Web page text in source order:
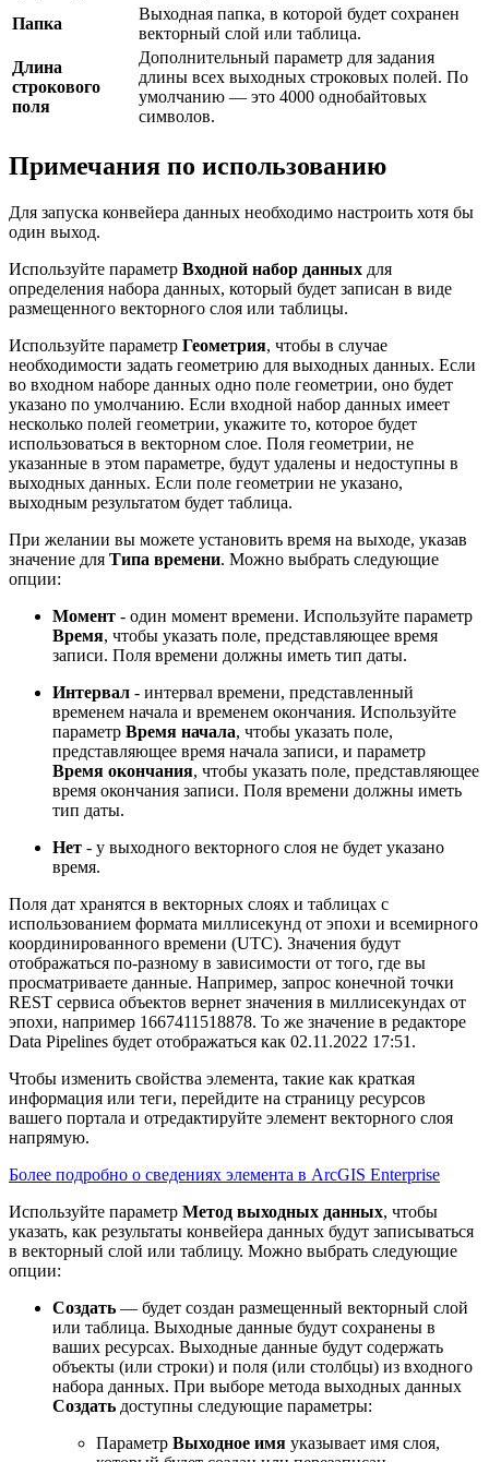
Папка
Выходная папка, в которой будет сохранен
векторный слой или таблица.
Длина
строкового
поля
Дополнительный параметр для задания
длины всех выходных строковых полей. По
умолчанию — это 4000 однобайтовых
символов.
Примечания по использованию
Для запуска конвейера данных необходимо настроить хотя бы
один выход.
Используйте параметр Входной набор данных для
определения набора данных, который будет записан в виде
размещенного векторного слоя или таблицы.
Используйте параметр Геометрия, чтобы в случае
необходимости задать геометрию для выходных данных. Если
во входном наборе данных одно поле геометрии, оно будет
указано по умолчанию. Если входной набор данных имеет
несколько полей геометрии, укажите то, которое будет
использоваться в векторном слое. Поля геометрии, не
указанные в этом параметре, будут удалены и недоступны в
выходных данных. Если поле геометрии не указано,
выходным результатом будет таблица.
При желании вы можете установить время на выходе, указав
значение для Типа времени. Можно выбрать следующие
опции:
Момент - один момент времени. Используйте параметр
Время, чтобы указать поле, представляющее время
записи. Поля времени должны иметь тип даты.
Интервал - интервал времени, представленный
временем начала и временем окончания. Используйте
параметр Время начала, чтобы указать поле,
представляющее время начала записи, и параметр
Время окончания, чтобы указать поле, представляющее
время окончания записи. Поля времени должны иметь
тип даты.
Нет - у выходного векторного слоя не будет указано
время.
Поля дат хранятся в векторных слоях и таблицах с
использованием формата миллисекунд от эпохи и всемирного
координированного времени (UTC). Значения будут
отображаться по-разному в зависимости от того, где вы
просматриваете данные. Например, запрос конечной точки
REST сервиса объектов вернет значения в миллисекундах от
эпохи, например 1667411518878. То же значение в редакторе
Data Pipelines будет отображаться как 02.11.2022 17:51.
Чтобы изменить свойства элемента, такие как краткая
информация или теги, перейдите на страницу ресурсов
вашего портала и отредактируйте элемент векторного слоя
напрямую.
Более подробно о сведениях элемента в ArcGIS Enterprise
Используйте параметр Метод выходных данных, чтобы
указать, как результаты конвейера данных будут записываться
в векторный слой или таблицу. Можно выбрать следующие
опции:
Создать — будет создан размещенный векторный слой
или таблица. Выходные данные будут сохранены в
ваших ресурсах. Выходные данные будут содержать
объекты (или строки) и поля (или столбцы) из входного
набора данных. При выборе метода выходных данных
Создать доступны следующие параметры:
Параметр Выходное имя указывает имя слоя,